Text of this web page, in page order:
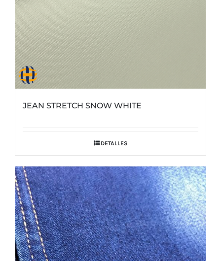
JEAN STRETCH SNOW WHITE
DETALLES